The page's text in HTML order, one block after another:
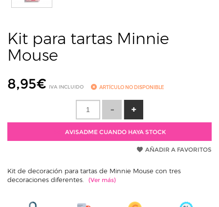
Kit para tartas Minnie
Mouse
8,95€ IVA INCLUIDO ARTÍCULO NO DISPONIBLE
AVISADME CUANDO HAYA STOCK
AÑADIR A FAVORITOS
Kit de decoración para tartas de Minnie Mouse con tres
decoraciones diferentes.